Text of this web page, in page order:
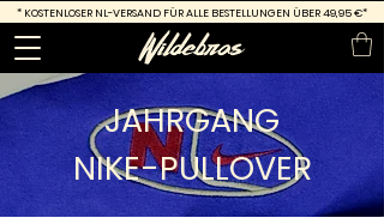
* KOSTENLOSER NL-VERSAND FÜR ALLE BESTELLUNGEN ÜBER 49,95 €*
JAHRGANG
NIKE-PULLOVER